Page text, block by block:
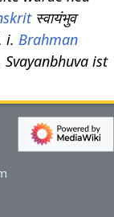
स्वायंभुव
i. Brahman
ist